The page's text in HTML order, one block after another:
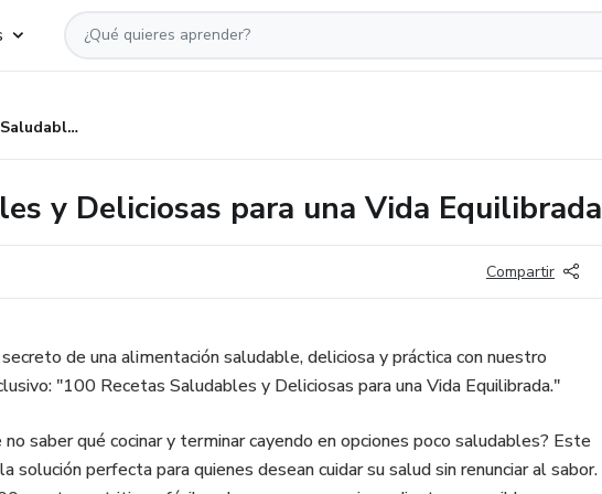
100 Recetas Saludables y Deliciosas para una Vida Equilibrada
y Deliciosas para una Vida Equilibrada
Compartir
de una alimentación saludable, deliciosa y práctica con nuestro
"100 Recetas Saludables y Deliciosas para una Vida Equilibrada."
no saber qué cocinar y terminar cayendo en opciones poco saludables? Este
solución perfecta para quienes desean cuidar su salud sin renunciar al sabor.